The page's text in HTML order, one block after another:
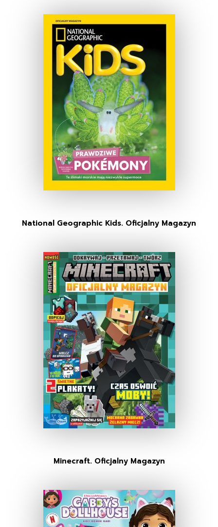
National Geographic Kids. Oficjalny Magazyn
Minecraft. Oficjalny Magazyn